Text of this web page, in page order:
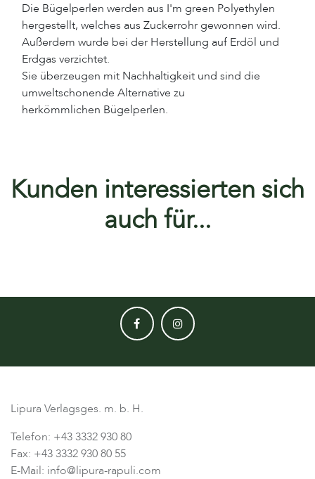
Die Bügelperlen werden aus I'm green Polyethylen
hergestellt, welches aus Zuckerrohr gewonnen wird.
Außerdem wurde bei der Herstellung auf Erdöl und
Erdgas verzichtet.
Sie überzeugen mit Nachhaltigkeit und sind die
umweltschonende Alternative zu
herkömmlichen Bügelperlen.
Kunden interessierten sich
auch für...
Lipura Verlagsges. m. b. H.
Telefon: +43 3332 930 80
Fax: +43 3332 930 80 55
E-Mail: info@lipura-rapuli.com